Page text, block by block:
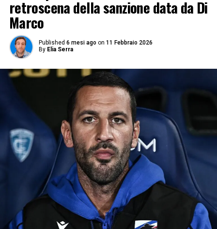
retroscena della sanzione data da Di
Marco
Published 6 mesi ago on 11 Febbraio 2026
By Elia Serra